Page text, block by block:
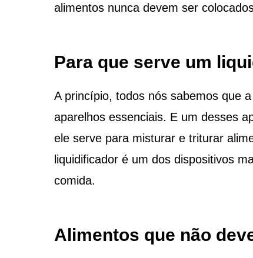
alimentos nunca devem ser
Para que serve um
A princípio, todos nós sabemos que
aparelhos essenciais. E um desses
ele serve para misturar e triturar
liquidificador é um dos dispositivos
comida.
Alimentos que não